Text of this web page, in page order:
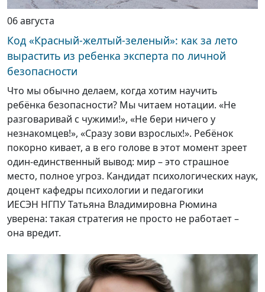
06 августа
Код «Красный-желтый-зеленый»: как за лето
вырастить из ребенка эксперта по личной
безопасности
Что мы обычно делаем, когда хотим научить
ребёнка безопасности? Мы читаем нотации. «Не
разговаривай с чужими!», «Не бери ничего у
незнакомцев!», «Сразу зови взрослых!». Ребёнок
покорно кивает, а в его голове в этот момент зреет
один-единственный вывод: мир – это страшное
место, полное угроз. Кандидат психологических наук,
доцент кафедры психологии и педагогики
ИЕСЭН НГПУ Татьяна Владимировна Рюмина
уверена: такая стратегия не просто не работает –
она вредит.